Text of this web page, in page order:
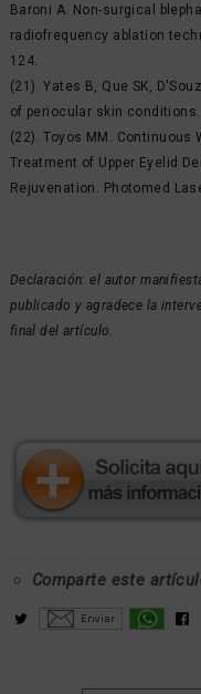
Baroni A. Non-surgical
radiofrequency ablation
124.
(21). Yates B, Que SK,
of periocular skin
(22). Toyos MM. Continuous
Treatment of Upper Eyelid
Rejuvenation. Photomed
Declaración: el autor
publicado y agradece la
final del artículo.
Comparte este